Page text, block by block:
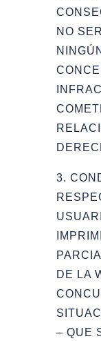
NO
3.
DE LA
– QUE